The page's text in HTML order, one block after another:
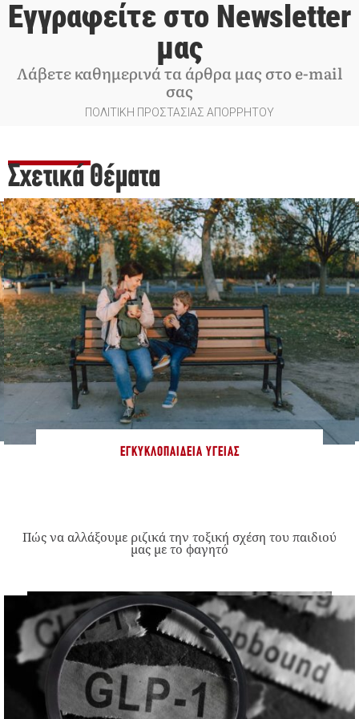
Εγγραφείτε στο Newsletter
μας
Λάβετε καθημερινά τα άρθρα μας στο e-mail
σας
ΠΟΛΙΤΙΚΗ ΠΡΟΣΤΑΣΙΑΣ ΑΠΟΡΡΗΤΟΥ
Σχετικά Θέματα
ΕΓΚΥΚΛΟΠΑΊΔΕΙΑ ΥΓΕΊΑΣ
Πώς να αλλάξουμε ριζικά την τοξική σχέση του παιδιού
μας με το φαγητό